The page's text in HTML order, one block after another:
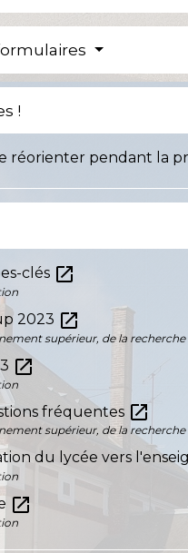
!
réorienter pendant la
clés open_in_new
2023 open_in_new
supérieur, de la
open_in_new
fréquentes open_in_new
supérieur, de la
du lycée vers
open_in_new